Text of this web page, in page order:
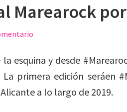
Marearock
esquina y desde
primera edición seráen
a lo largo de 2019.